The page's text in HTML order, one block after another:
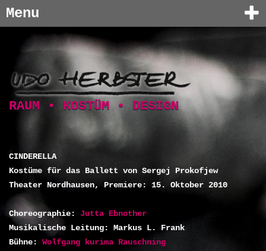
Menu
RAUM • KOSTÜM • DESIGN
CINDERELLA
Kostüme für das Ballett von Sergej Prokofjew
Theater Nordhausen, Premiere: 15. Oktober 2010
Choreographie: Jutta Ebnother
Musikalische Leitung: Markus L. Frank
Bühne: Wolfgang kurima Rauschning